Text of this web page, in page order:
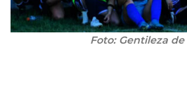
Foto: Gentileza de